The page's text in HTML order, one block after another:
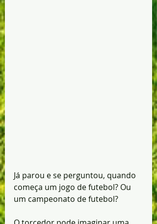
Já parou e se perguntou, quando
começa um jogo de futebol? Ou
um campeonato de futebol?